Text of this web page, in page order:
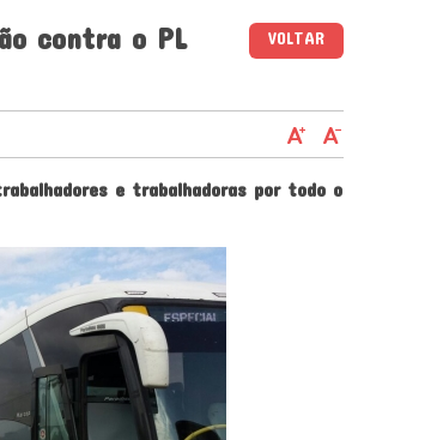
VOLTAR
contra o PL
e trabalhadoras por todo o